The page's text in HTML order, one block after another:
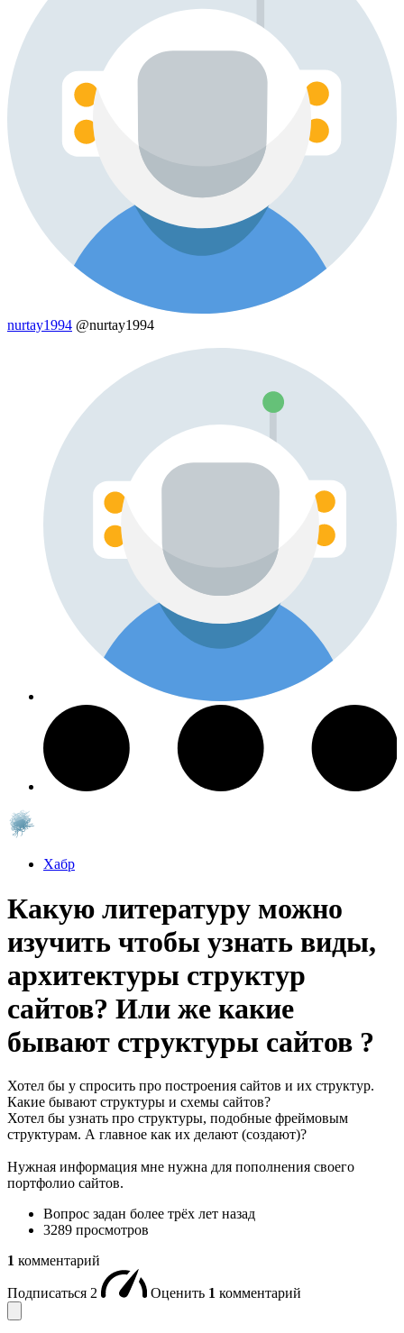
nurtay1994 @nurtay1994
Хабр
Какую литературу можно
изучить чтобы узнать виды,
архитектуры структур
сайтов? Или же какие
бывают структуры сайтов ?
Хотел бы у спросить про построения сайтов и их структур.
Какие бывают структуры и схемы сайтов?
Хотел бы узнать про структуры, подобные фреймовым
структурам. А главное как их делают (создают)?
Нужная информация мне нужна для пополнения своего
портфолио сайтов.
Вопрос задан более трёх лет назад
3289 просмотров
1 комментарий
Подписаться 2 Оценить 1 комментарий